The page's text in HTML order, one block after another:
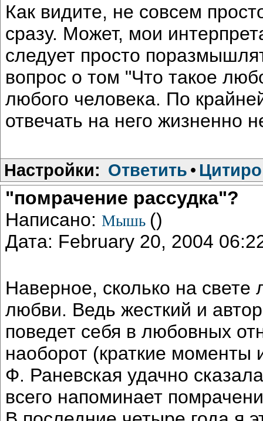
Как видите, не совсем
сразу. Может, мои
следует просто
вопрос о том "Что такое
любого человека. По
отвечать на него жизненно
Настройки: Ответить •
"помрачение рассудка"?
Написано: Мышь ()
Дата: February 20, 2004
Наверное, сколько на свете
любви. Ведь жесткий и
поведет себя в любовных
наоборот (краткие моменты
Ф. Раневская удачно
всего напоминает